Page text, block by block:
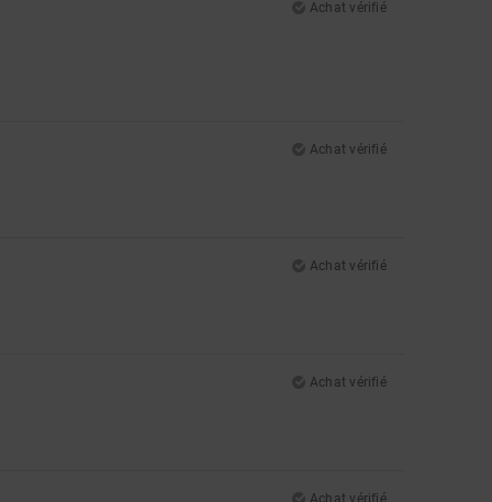
Achat vérifié
Achat vérifié
Achat vérifié
Achat vérifié
Achat vérifié